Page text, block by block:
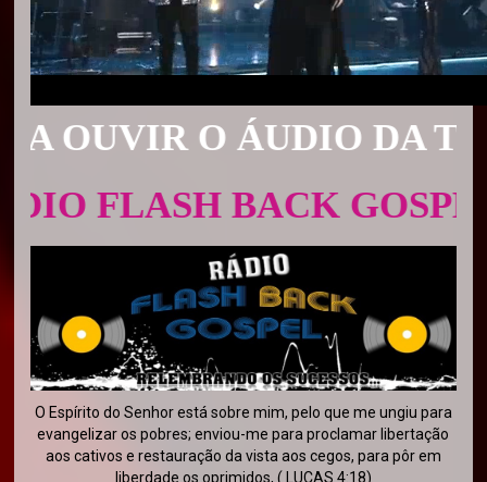
O ÁUDIO DA TV
FLASH BACK GOSPEL
O Espírito do Senhor está sobre mim, pelo que me ungiu para
evangelizar os pobres; enviou-me para proclamar libertação
aos cativos e restauração da vista aos cegos, para pôr em
liberdade os oprimidos, ( LUCAS 4:18)